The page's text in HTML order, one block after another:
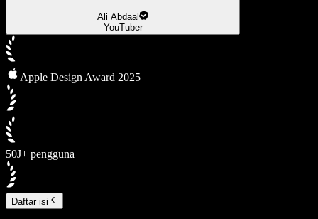
Ali Abdaal
YouTuber
Apple Design Award 2025
50J+ pengguna
Daftar isi